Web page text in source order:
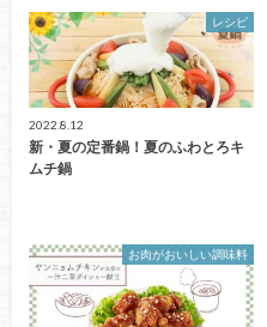
レシピ
2022.8.12
新・夏の定番鍋！夏のふわとろキ
ムチ鍋
お肉がおいしい調味料